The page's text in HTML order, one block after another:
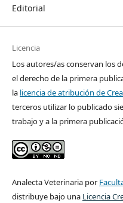
Editorial
Licencia
Los autores/as conservan los
el derecho de la primera
la licencia de atribución de
terceros utilizar lo publicado
trabajo y a la primera
Analecta Veterinaria por
distribuye bajo una Licencia